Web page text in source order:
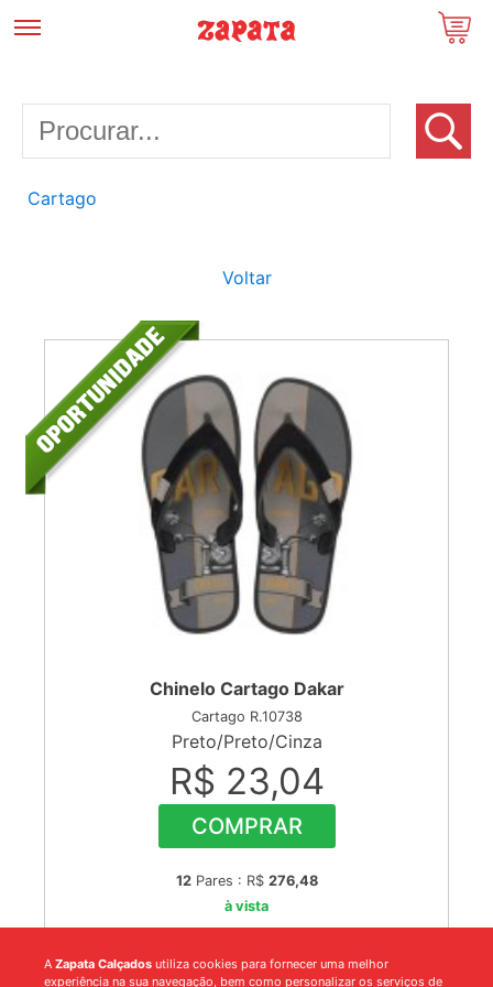
Cartago
Voltar
Chinelo Cartago Dakar
Cartago R.10738
Preto/Preto/Cinza
R$ 23,04
COMPRAR
12Pares : R$ 276,48
à vista
A Zapata Calçados utiliza cookies para fornecer uma melhor
experiência na sua navegação, bem como personalizar os serviços de